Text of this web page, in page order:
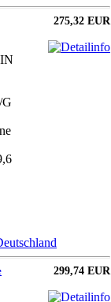
275,32 EUR
299,74 EUR